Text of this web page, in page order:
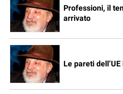
Professioni, il
arrivato
Le pareti